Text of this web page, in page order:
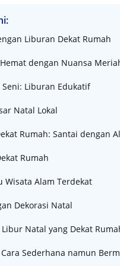
Liburan Dekat Rumah
dengan Nuansa
Liburan Edukatif
Natal Lokal
Rumah: Santai dengan
Rumah
Wisata Alam Terdekat
Dekorasi Natal
Natal yang Dekat
Sederhana namun